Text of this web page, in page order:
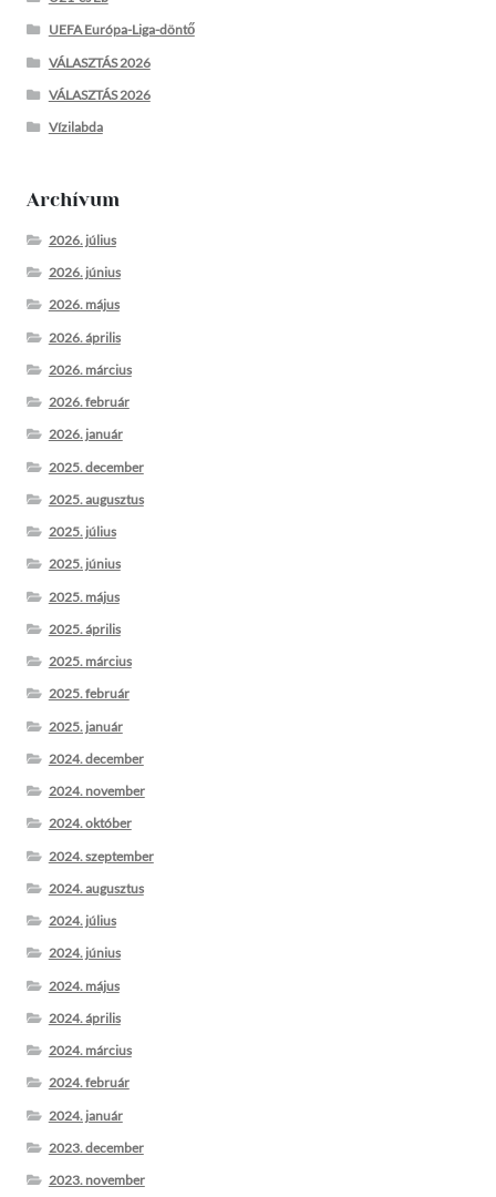
UEFA Európa-Liga-döntő
VÁLASZTÁS 2026
VÁLASZTÁS 2026
Vízilabda
Archívum
2026. július
2026. június
2026. május
2026. április
2026. március
2026. február
2026. január
2025. december
2025. augusztus
2025. július
2025. június
2025. május
2025. április
2025. március
2025. február
2025. január
2024. december
2024. november
2024. október
2024. szeptember
2024. augusztus
2024. július
2024. június
2024. május
2024. április
2024. március
2024. február
2024. január
2023. december
2023. november